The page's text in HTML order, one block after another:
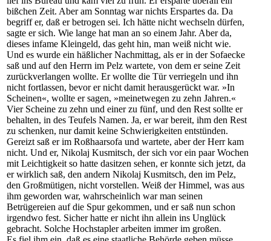
bißchen Zeit. Aber am Sonntag war nichts Erspartes da. Da
begriff er, daß er betrogen sei. Ich hätte nicht wechseln dürfen,
sagte er sich. Wie lange hat man an so einem Jahr. Aber da,
dieses infame Kleingeld, das geht hin, man weiß nicht wie.
Und es wurde ein häßlicher Nachmittag, als er in der Sofaecke
saß und auf den Herrn im Pelz wartete, von dem er seine Zeit
zurückverlangen wollte. Er wollte die Tür verriegeln und ihn
nicht fortlassen, bevor er nicht damit herausgerückt war. »In
Scheinen«, wollte er sagen, »meinetwegen zu zehn Jahren.«
Vier Scheine zu zehn und einer zu fünf, und den Rest sollte er
behalten, in des Teufels Namen. Ja, er war bereit, ihm den Rest
zu schenken, nur damit keine Schwierigkeiten entstünden.
Gereizt saß er im Roßhaarsofa und wartete, aber der Herr kam
nicht. Und er, Nikolaj Kusmitsch, der sich vor ein paar Wochen
mit Leichtigkeit so hatte dasitzen sehen, er konnte sich jetzt, da
er wirklich saß, den andern Nikolaj Kusmitsch, den im Pelz,
den Großmütigen, nicht vorstellen. Weiß der Himmel, was aus
ihm geworden war, wahrscheinlich war man seinen
Betrügereien auf die Spur gekommen, und er saß nun schon
irgendwo fest. Sicher hatte er nicht ihn allein ins Unglück
gebracht. Solche Hochstapler arbeiten immer im großen.